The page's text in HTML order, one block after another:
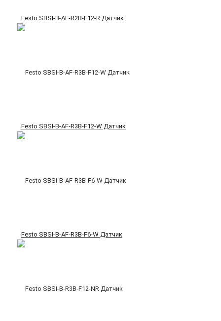
Festo SBSI-B-AF-R2B-F12-R Датчик
Festo SBSI-B-AF-R3B-F12-W Датчик
Festo SBSI-B-AF-R3B-F6-W Датчик